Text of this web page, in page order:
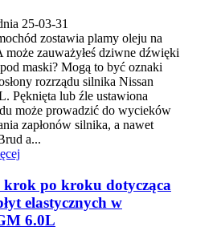
25-03-31
zostawia plamy oleju na
może zauważyłeś dziwne dźwięki
maski? Mogą to być oznaki
rozrządu silnika Nissan
Pęknięta lub źle ustawiona
może prowadzić do wycieków
zapłonów silnika, a nawet
a...
po kroku dotycząca
elastycznych w
6.0L